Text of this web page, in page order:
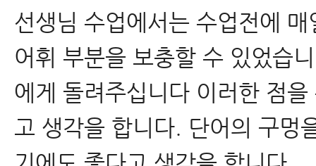
선생님 수업에서는 수업전에
어휘 부분을 보충할 수 있었습
에게 돌려주십니다 이러한 점
고 생각을 합니다. 단어의 구멍